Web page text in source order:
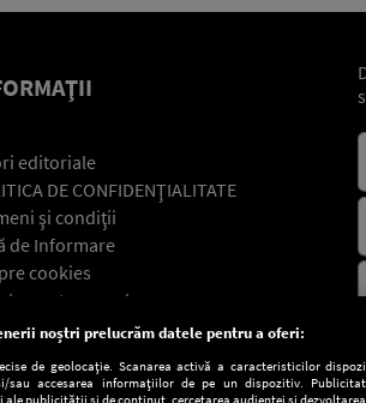
editoriale
DE CONFIDENŢIALITATE
şi condiţii
de Informare
cookies
general
noștri prelucrăm datele pentru a oferi:
de geolocație. Scanarea activă a caracteristicilor
sau accesarea informațiilor de pe un dispozitiv.
publicității și de conținut, cercetarea audienței și